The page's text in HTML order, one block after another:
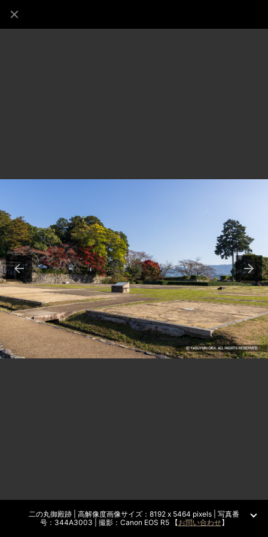
二の丸御殿跡 | 高解像度画像サイズ：8192 x 5464 pixels | 写真番
号：344A3003 | 撮影：Canon EOS R5 【お問い合わせ】